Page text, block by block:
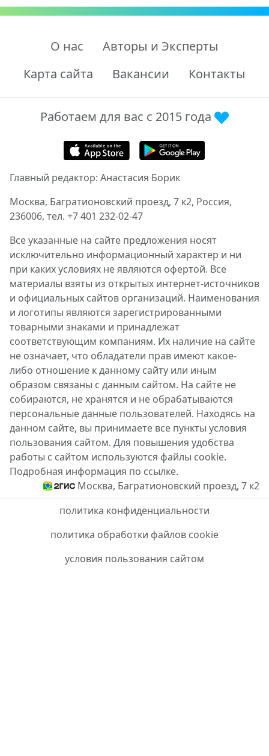
О нас
Авторы и Эксперты
Карта сайта
Вакансии Контакты
Работаем для вас с 2015 года
Главный редактор: Анастасия Борик
Москва, Багратионовский проезд, 7 к2, Россия,
236006, тел. +7 401 232-02-47
Все указанные на сайте предложения носят
исключительно информационный характер и ни
при каких условиях не являются офертой. Все
материалы взяты из открытых интернет-источников
и официальных сайтов организаций. Наименования
и логотипы являются зарегистрированными
товарными знаками и принадлежат
соответствующим компаниям. Их наличие на сайте
не означает, что обладатели прав имеют какое-
либо отношение к данному сайту или иным
образом связаны с данным сайтом. На сайте не
собираются, не хранятся и не обрабатываются
персональные данные пользователей. Находясь на
данном сайте, вы принимаете все пункты условия
пользования сайтом. Для повышения удобства
работы с сайтом используются файлы cookie.
Подробная информация по ссылке.
Москва, Багратионовский проезд, 7 к2
политика конфиденциальности
политика обработки файлов cookie
условия пользования сайтом